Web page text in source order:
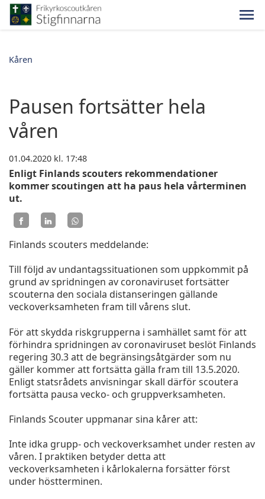
Kåren
Pausen fortsätter hela
våren
01.04.2020 kl. 17:48
Enligt Finlands scouters rekommendationer
kommer scoutingen att ha paus hela vårterminen
ut.
Finlands scouters meddelande:
Till följd av undantagssituationen som uppkommit på
grund av spridningen av coronaviruset fortsätter
scouterna den sociala distanseringen gällande
veckoverksamheten fram till vårens slut.
För att skydda riskgrupperna i samhället samt för att
förhindra spridningen av coronaviruset beslöt Finlands
regering 30.3 att de begränsingsåtgärder som nu
gäller kommer att fortsätta gälla fram till 13.5.2020.
Enligt statsrådets anvisningar skall därför scoutera
fortsätta pausa vecko- och gruppverksamheten.
Finlands Scouter uppmanar sina kårer att:
Inte idka grupp- och veckoverksamhet under resten av
våren. I praktiken betyder detta att
veckoverksamheten i kårlokalerna forsätter först
under höstterminen.